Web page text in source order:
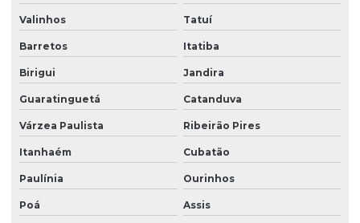
Facilities limpeza
Facilities serviços
Facilities terceirização
Facility comercial
Facility empresa de limpeza
Facility empresa terceirizada
Facility limpeza e conservação
Facility services limpeza
Valinhos Tatuí
Barretos Itatiba
Birigui Jandira
Guaratinguetá Catanduva
Várzea Paulista Ribeirão Pires
Itanhaém Cubatão
Paulínia Ourinhos
Poá Assis